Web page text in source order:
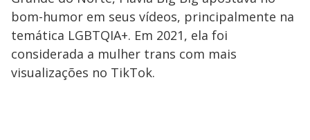
bom-humor em seus vídeos, principalmente na
temática LGBTQIA+. Em 2021, ela foi
considerada a mulher trans com mais
visualizações no TikTok.